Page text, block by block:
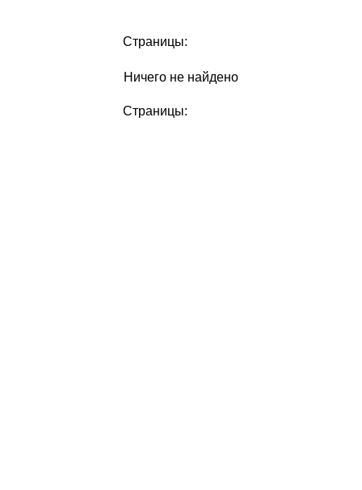
Страницы:
Ничего не найдено
Страницы: